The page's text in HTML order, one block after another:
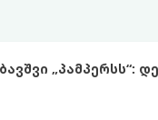
„პამპერსს“: